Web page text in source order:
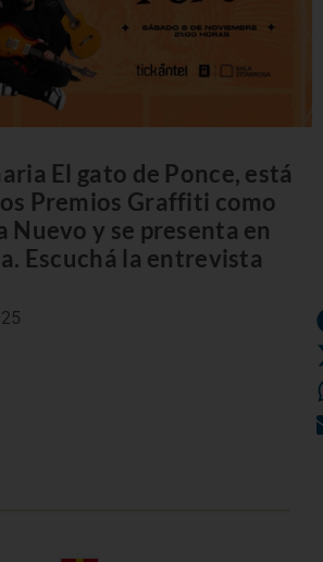
El gato de Ponce, está
Premios Graffiti como
y se presenta en
Escuchá la entrevista